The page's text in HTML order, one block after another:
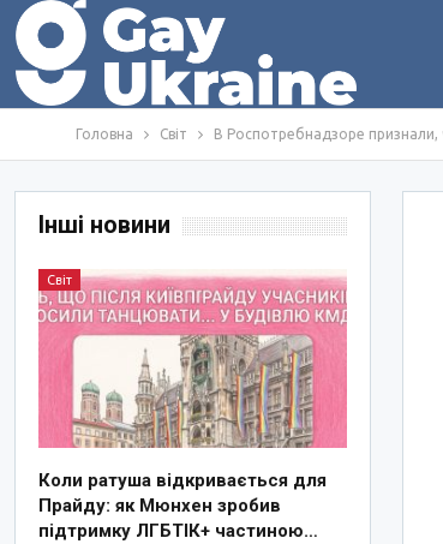
Головна Світ В Роспотребнадзоре
Інші новини
Світ
Коли ратуша відкривається для
Прайду: як Мюнхен зробив
підтримку ЛГБТІК+ частиною…